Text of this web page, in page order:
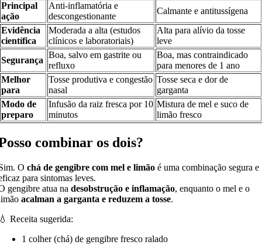
Principal
ação
Anti-inflamatória e
descongestionante
Calmante e antitussígena
Evidência
científica
Moderada a alta (estudos
clínicos e laboratoriais)
Alta para alívio da tosse
leve
Segurança
Boa, salvo em gastrite ou
refluxo
Boa, mas contraindicado
para menores de 1 ano
Melhor
para
Tosse produtiva e congestão
nasal
Tosse seca e dor de
garganta
Modo de
preparo
Infusão da raiz fresca por 10
minutos
Mistura de mel e suco de
limão fresco
combinar os dois?
Ochá de gengibre com mel e limão é uma combinação segura e
para sintomas leves.
gengibre atua nadesobstrução e inflamação, enquanto o mel e o
acalman a garganta e reduzem a tosse.
Receita sugerida:
1 colher (chá) de gengibre fresco ralado